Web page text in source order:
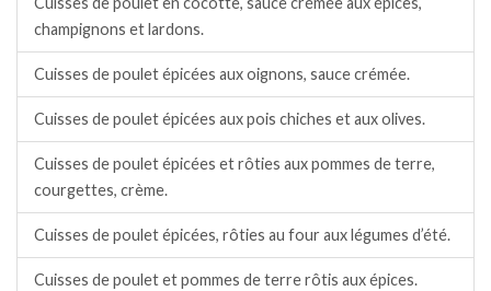
champignons et lardons.
Cuisses de poulet épicées aux oignons, sauce crémée.
Cuisses de poulet épicées aux pois chiches et aux olives.
Cuisses de poulet épicées et rôties aux pommes de terre,
courgettes, crème.
Cuisses de poulet épicées, rôties au four aux légumes d’été.
Cuisses de poulet et pommes de terre rôtis aux épices.